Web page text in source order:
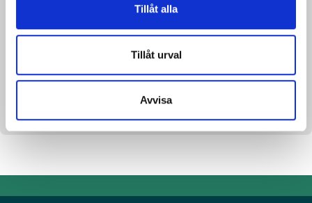
Tillåt alla
Tillåt urval
Avvisa
Fakta
Malmbergs